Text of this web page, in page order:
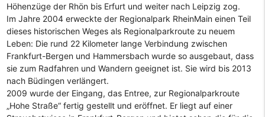
Höhenzüge der Rhön bis Erfurt und weiter nach Leipzig zog.
Im Jahre 2004 erweckte der Regionalpark RheinMain einen Teil
dieses historischen Weges als Regionalparkroute zu neuem
Leben: Die rund 22 Kilometer lange Verbindung zwischen
Frankfurt-Bergen und Hammersbach wurde so ausgebaut, dass
sie zum Radfahren und Wandern geeignet ist. Sie wird bis 2013
nach Büdingen verlängert.
2009 wurde der Eingang, das Entree, zur Regionalparkroute
„Hohe Straße“ fertig gestellt und eröffnet. Er liegt auf einer